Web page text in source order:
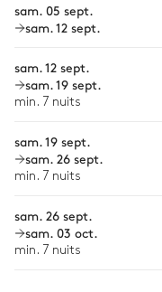
2Canapés
Terrain de
Chef à domicile
Bien-être à domicile
Location de vélo
Visites
Balade à cheval
sam. 05 sept.
sam. 12 sept.
sam. 12 sept.
sam. 19 sept.
min. 7 nuits
sam. 19 sept.
sam. 26 sept.
min. 7 nuits
sam. 26 sept.
sam. 03 oct.
min. 7 nuits